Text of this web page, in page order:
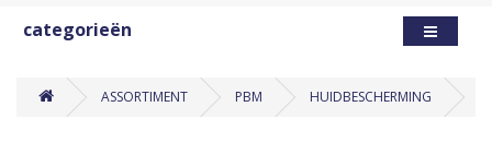
categorieën
ASSORTIMENT PBM HUIDBESCHERMING